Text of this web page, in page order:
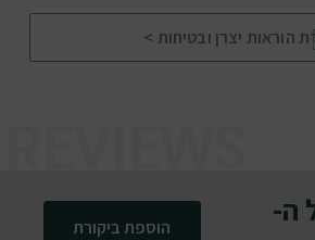
הוראות יצרן ובטיחות >
ה-
הוספת ביקורת